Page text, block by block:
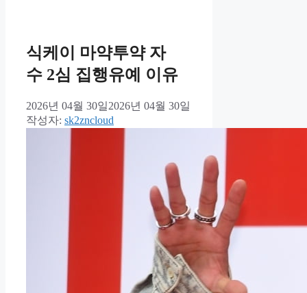
식케이 마약투약 자
수 2심 집행유예 이유
2026년 04월 30일2026년 04월 30일
작성자: sk2zncloud